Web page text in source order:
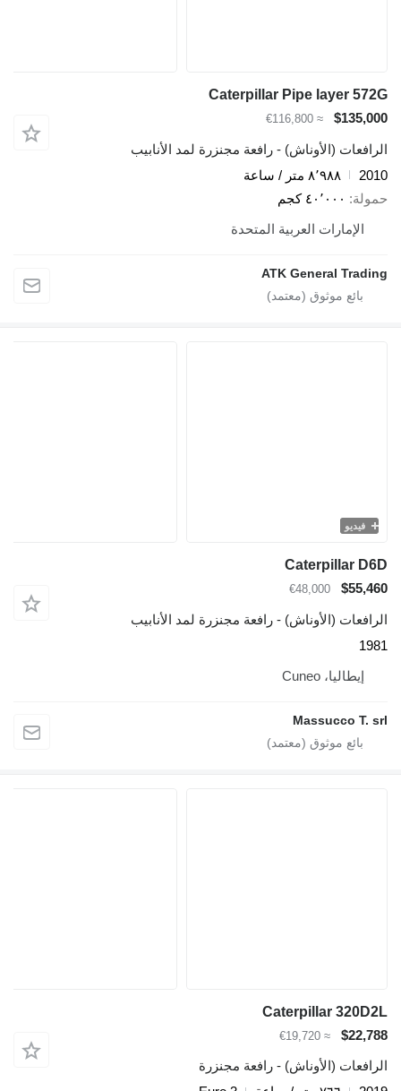
Caterpillar Pipe layer 572G
$135,000
≈ €116,800
الرافعات (الأوناش) - رافعة مجنزرة لمد الأنابيب
2010
٨٬٩٨٨ متر / ساعة
حمولة
٤٠٬٠٠٠ كجم
الإمارات العربية المتحدة
ATK General Trading
فيديو
Caterpillar D6D
$55,460
€48,000
الرافعات (الأوناش) - رافعة مجنزرة لمد الأنابيب
1981
إيطاليا، Cuneo
Massucco T. srl
Caterpillar 320D2L
$22,788
≈ €19,720
الرافعات (الأوناش) - رافعة مجنزرة